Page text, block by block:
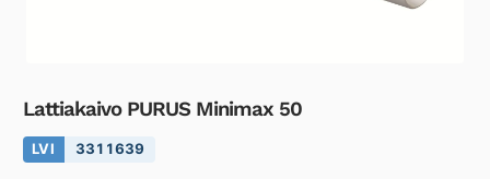
Lattiakaivo PURUS Minimax 50
LVI 3311639